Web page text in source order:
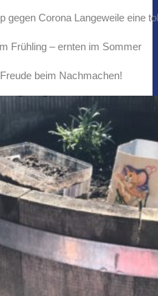
gegen Corona Langeweile eine
Frühling – ernten im Sommer
beim Nachmachen!